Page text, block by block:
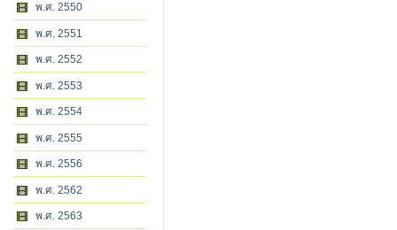
พ.ศ. 2550
พ.ศ. 2551
พ.ศ. 2552
พ.ศ. 2553
พ.ศ. 2554
พ.ศ. 2555
พ.ศ. 2556
พ.ศ. 2562
พ.ศ. 2563